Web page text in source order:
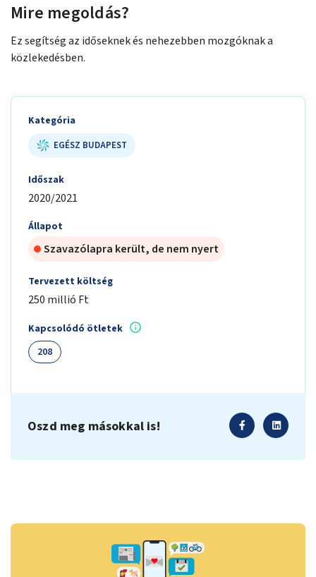
Mire megoldás?
Ez segítség az időseknek és nehezebben mozgóknak a
közlekedésben.
Kategória
EGÉSZ BUDAPEST
Időszak
2020/2021
Állapot
Szavazólapra került, de nem nyert
Tervezett költség
250 millió Ft
Kapcsolódó ötletek
208
Oszd meg másokkal is!